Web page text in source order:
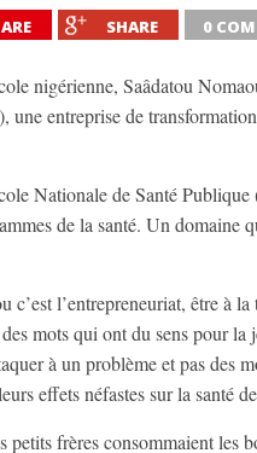
SHARE 0
nigérienne, Saâdatou
entreprise de
Nationale de Santé
de la santé. Un domaine
l’entrepreneuriat, être à
mots qui ont du sens pour la
à un problème et pas des
effets néfastes sur la santé
petits frères consommaient les